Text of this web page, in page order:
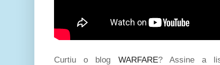
Curtiu o blog WARFARE? Assine a